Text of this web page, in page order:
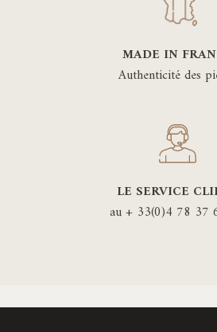
MADE IN
Authenticité des
LE SERVICE
au + 33(0)4 78 37